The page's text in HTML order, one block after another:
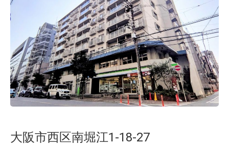
大阪市西区南堀江1-18-27